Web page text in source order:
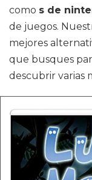
como s de
de juegos.
mejores
que busques
descubrir varias